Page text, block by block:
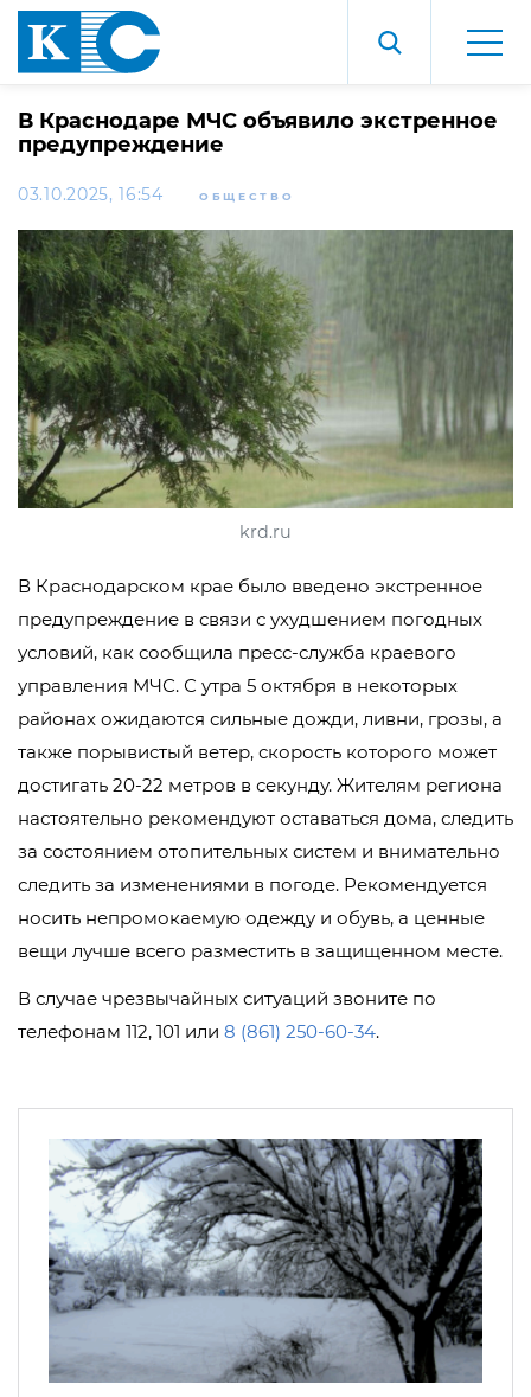
В Краснодаре МЧС объявило экстренное
предупреждение
03.10.2025, 16:54 ОБЩЕСТВО
krd.ru
В Краснодарском крае было введено экстренное
предупреждение в связи с ухудшением погодных
условий, как сообщила пресс-служба краевого
управления МЧС. С утра 5 октября в некоторых
районах ожидаются сильные дожди, ливни, грозы, а
также порывистый ветер, скорость которого может
достигать 20-22 метров в секунду. Жителям региона
настоятельно рекомендуют оставаться дома, следить
за состоянием отопительных систем и внимательно
следить за изменениями в погоде. Рекомендуется
носить непромокаемую одежду и обувь, а ценные
вещи лучше всего разместить в защищенном месте.
В случае чрезвычайных ситуаций звоните по
телефонам 112, 101 или 8 (861) 250-60-34.